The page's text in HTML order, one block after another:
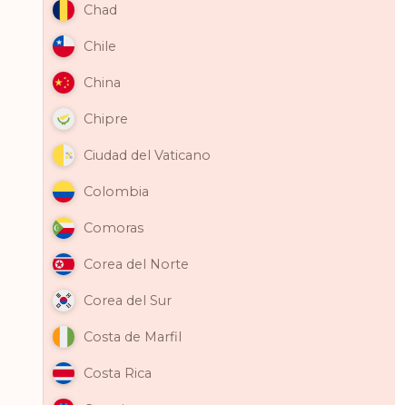
Chad
Chile
China
Chipre
Ciudad del Vaticano
Colombia
Comoras
Corea del Norte
Corea del Sur
Costa de Marfil
Costa Rica